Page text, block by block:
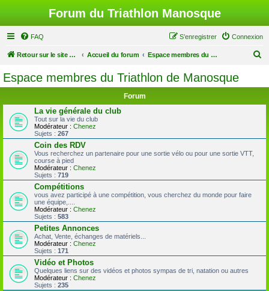
Forum du Triathlon Manosque
FAQ Connexion
S’enregistrer
Retour sur le site du Triathlon Accueil du forum Espace membres du Triathlon de Manosque
c
Espace membres du Triathlon de Manosque
Forum
La vie générale du club
Tout sur la vie du club
Modérateur : Chenez
Sujets : 267
Coin des RDV
Vous recherchez un partenaire pour une sortie vélo ou pour une sortie VTT,
course à pied
Modérateur : Chenez
Sujets : 719
Compétitions
vous avez participé à une compétition, vous cherchez du monde pour faire
une équipe,....
Modérateur : Chenez
Sujets : 583
Petites Annonces
Achat, Vente, échanges de matériels...
Modérateur : Chenez
Sujets : 171
Vidéo et Photos
Quelques liens sur des vidéos et photos sympas de tri, natation ou autres
Modérateur : Chenez
Sujets : 235